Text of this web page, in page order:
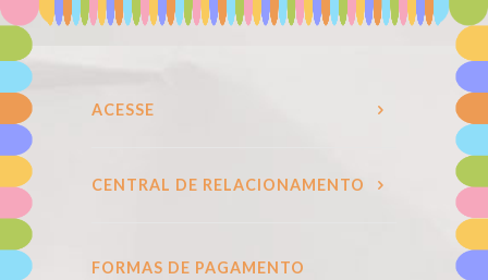
ACESSE
CENTRAL DE RELACIONAMENTO
FORMAS DE PAGAMENTO